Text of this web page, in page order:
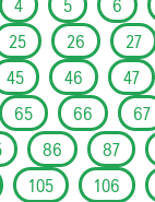
25 26 27
45 46 47
65 66 67
86 87
105 106